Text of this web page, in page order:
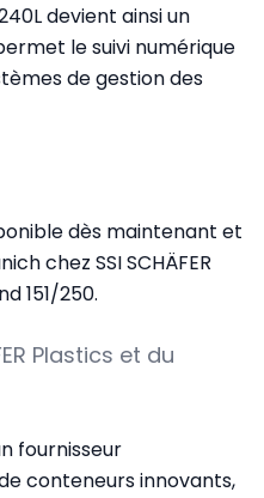
devient ainsi un
le suivi numérique
de gestion des
dès maintenant et
chez SSI SCHÄFER
151/250.
Plastics et du
fournisseur
conteneurs innovants,